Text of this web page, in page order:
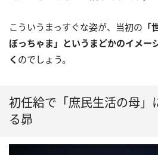
こういうまっすぐな姿が、当初の
ぼっちゃま」というまどかのイメー
く のでしょう。
初任給で「庶民生活の母」
る昴